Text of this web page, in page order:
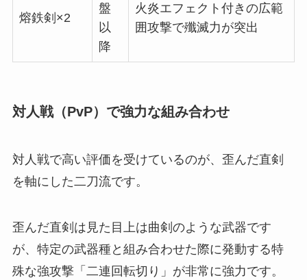
熔鉄剣×2
盤
以
降
火炎エフェクト付きの広範
囲攻撃で殲滅力が突出
対人戦（PvP）で強力な組み合わせ
対人戦で高い評価を受けているのが、歪んだ直剣
を軸にした二刀流です。
歪んだ直剣は見た目上は曲剣のような武器です
が、特定の武器種と組み合わせた際に発動する特
殊な強攻撃「二連回転切り」が非常に強力です。